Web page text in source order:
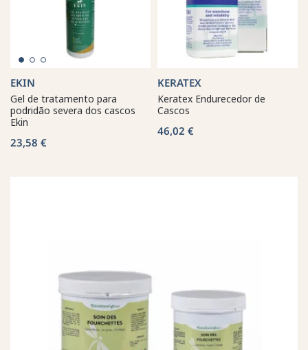
EKIN
Gel de tratamento para
podridão severa dos cascos
Ekin
23,58 €
KERATEX
Keratex Endurecedor de
Cascos
46,02 €